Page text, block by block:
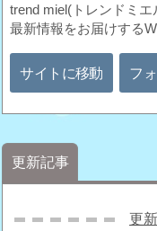
trend miel(トレンドミ
最新情報をお届けする
サイトに移動 フ
更新記事
更